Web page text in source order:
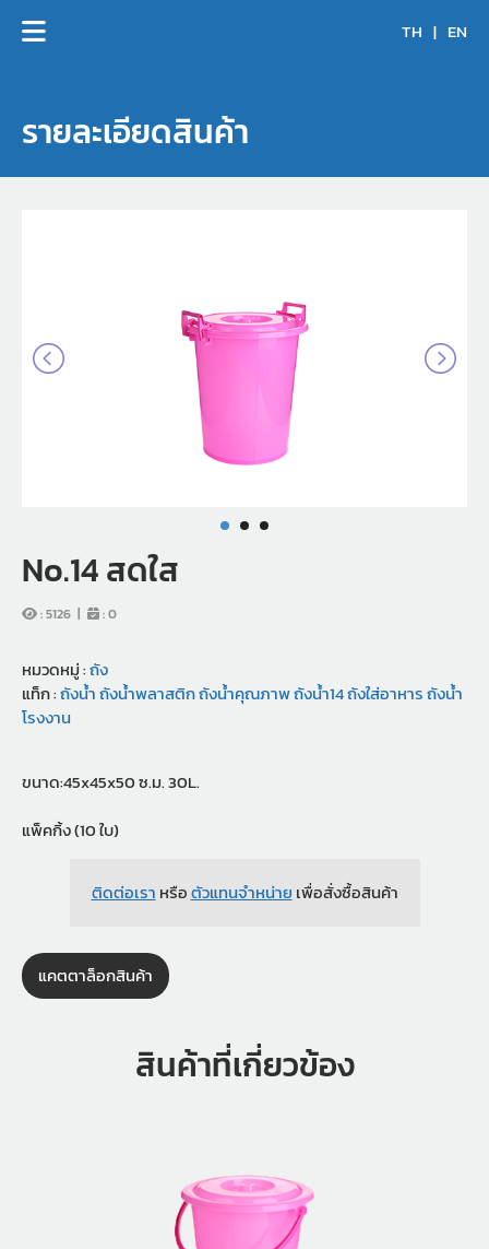
TH | EN
รายละเอียดสินค้า
No.14 สดใส
:5126 | :0
หมวดหมู่ :ถัง
แท็ก :ถังน้ำถังน้ำพลาสติกถังน้ำคุณภาพถังน้ำ14ถังใส่อาหารถังน้ำ
โรงงาน
ขนาด:45x45x50 ซ.ม. 30L.
แพ็คกิ้ง (10 ใบ)
ติดต่อเรา หรือตัวแทนจำหน่าย เพื่อสั่งซื้อสินค้า
แคตตาล็อกสินค้า
สินค้าที่เกี่ยวข้อง